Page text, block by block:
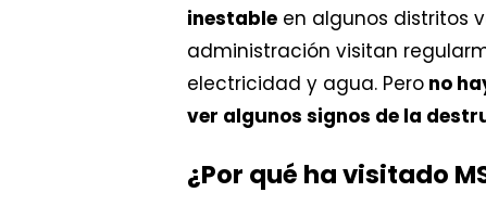
inestable en algunos distritos
administración visitan
electricidad y agua. Pero no
ver algunos signos de la
¿Por qué ha visitado